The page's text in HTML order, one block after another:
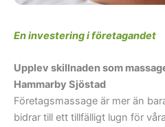
En investering i företagandet
Upplev skillnaden som
Hammarby Sjöstad
Företagsmassage är mer än
bidrar till ett tillfälligt lugn för